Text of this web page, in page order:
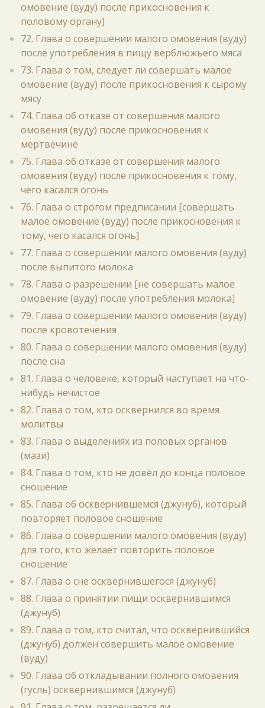
омовение (вуду) после прикосновения к
половому органу]
72. Глава о совершении малого омовения (вуду)
после употребления в пищу верблюжьего мяса
73. Глава о том, следует ли совершать малое
омовение (вуду) после прикосновения к сырому
мясу
74. Глава об отказе от совершения малого
омовения (вуду) после прикосновения к
мертвечине
75. Глава об отказе от совершения малого
омовения (вуду) после прикосновения к тому,
чего касался огонь
76. Глава о строгом предписании [совершать
малое омовение (вуду) после прикосновения к
тому, чего касался огонь]
77. Глава о совершении малого омовения (вуду)
после выпитого молока
78. Глава о разрешении [не совершать малое
омовение (вуду) после употребления молока]
79. Глава о совершении малого омовения (вуду)
после кровотечения
80. Глава о совершении малого омовения (вуду)
после сна
81. Глава о человеке, который наступает на что-
нибудь нечистое
82. Глава о том, кто осквернился во время
молитвы
83. Глава о выделениях из половых органов
(мази)
84. Глава о том, кто не довёл до конца половое
сношение
85. Глава об осквернившемся (джунуб), который
повторяет половое сношение
86. Глава о совершении малого омовения (вуду)
для того, кто желает повторить половое
сношение
87. Глава о сне осквернившегося (джунуб)
88. Глава о принятии пищи осквернившимся
(джунуб)
89. Глава о том, кто считал, что осквернившийся
(джунуб) должен совершить малое омовение
(вуду)
90. Глава об откладывании полного омовения
(гусль) осквернившимся (джунуб)